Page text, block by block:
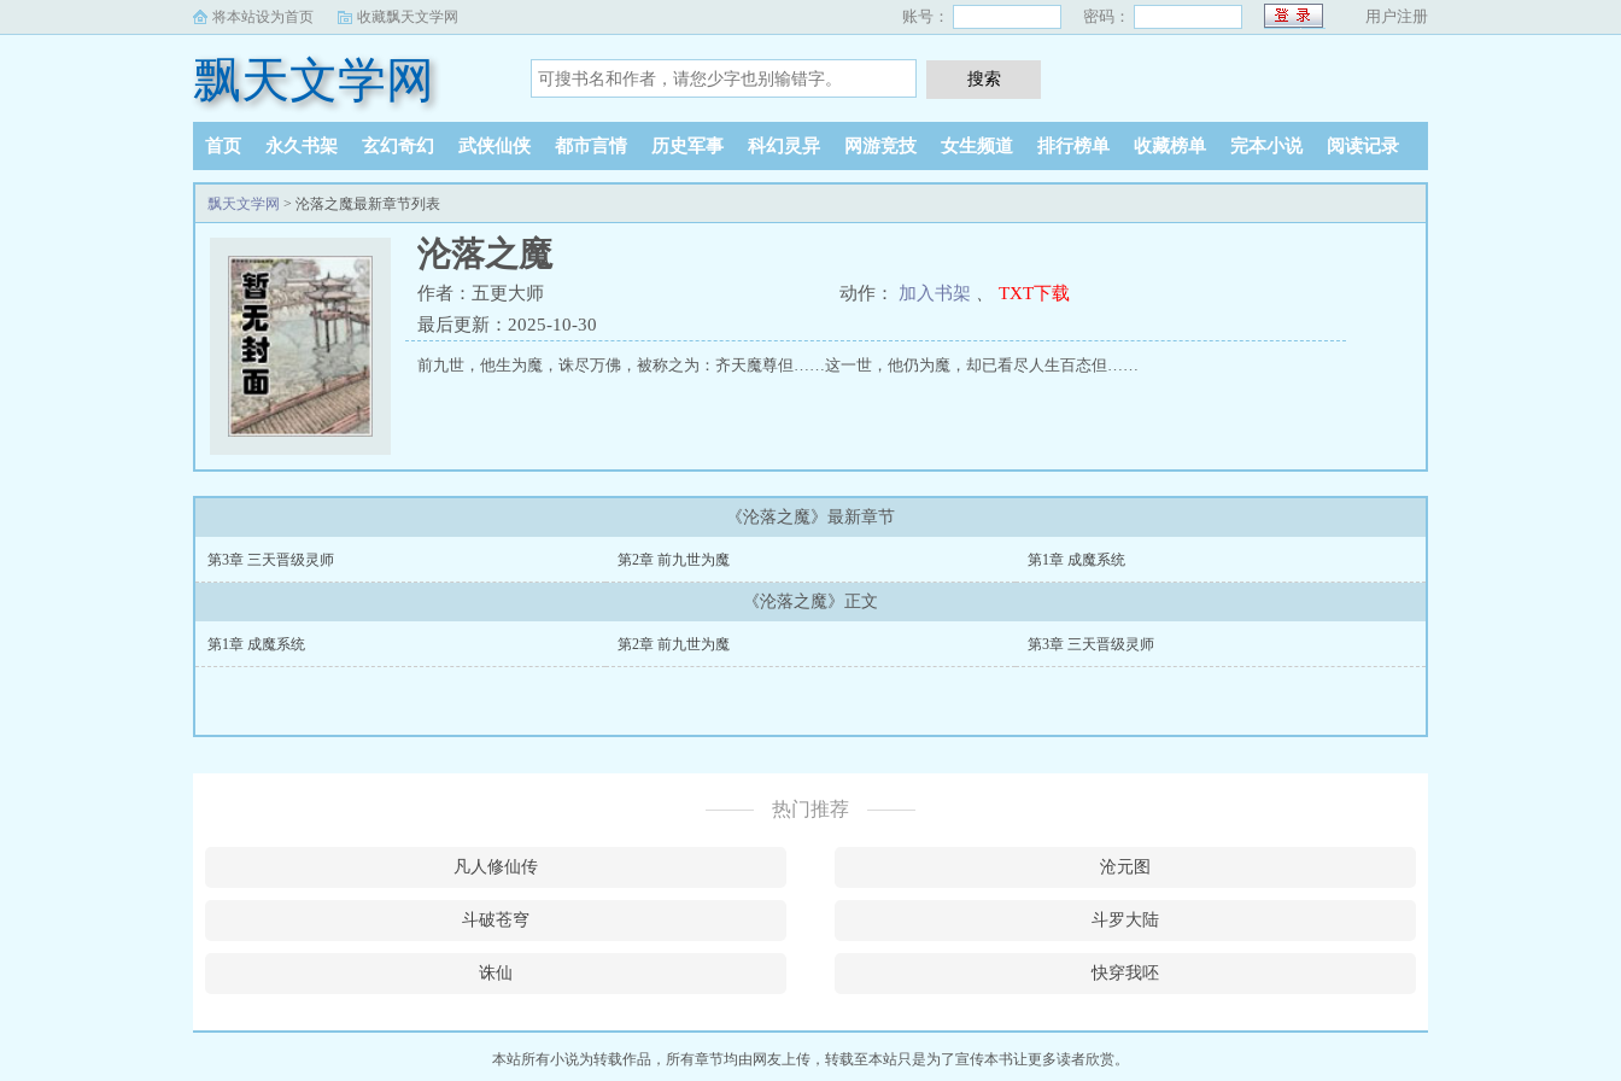
将本站设为首页 收藏飘天文学网 账号： 密码： 用户注册
飘天文学网
首页 永久书架 玄幻奇幻 武侠仙侠 都市言情 历史军事 科幻灵异 网游竞技 女生频道 排行榜单 收藏榜单 完本小说 阅读记录
飘天文学网 > 沦落之魔最新章节列表
沦落之魔
作者：五更大师 动作： 加入书架
TXT下载
最后更新：2025-10-30
前九世，他生为魔，诛尽万佛，被称之为：齐天魔尊但……这一世，他仍为魔，却已看尽人生百态但……
《沦落之魔》最新章节
第3章 三天晋级灵师 第2章 前九世为魔 第1章 成魔系统
《沦落之魔》正文
第1章 成魔系统 第2章 前九世为魔 第3章 三天晋级灵师
热门推荐
凡人修仙传 沧元图
斗破苍穹 斗罗大陆
诛仙 快穿我呸
本站所有小说为转载作品，所有章节均由网友上传，转载至本站只是为了宣传本书让更多读者欣赏。